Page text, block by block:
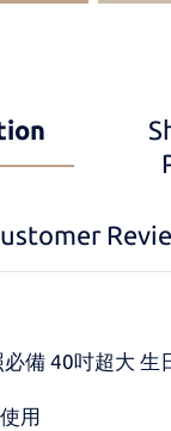
備 40吋超大 生
用